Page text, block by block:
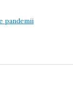
pandemii